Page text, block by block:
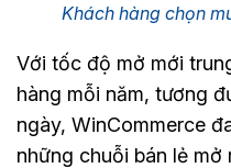
Khách hàng chọn
Với tốc độ mở mới
hàng mỗi năm, tương
ngày, WinCommerce
những chuỗi bán lẻ